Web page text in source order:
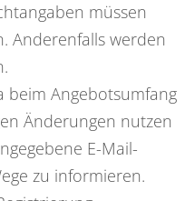
müssen
Anderenfalls werden
beim Angebotsumfang
Änderungen nutzen
E-Mail-
zu informieren.